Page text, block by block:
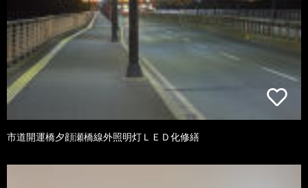
市道開運橋夕顔瀬橋線外照明灯ＬＥＤ化修繕